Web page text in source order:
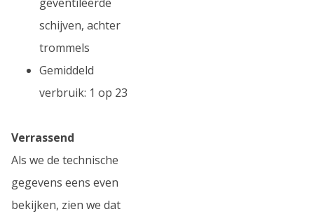
schijven, achter
trommels
Gemiddeld
verbruik: 1 op 23
Verrassend
Als we de technische
gegevens eens even
bekijken, zien we dat